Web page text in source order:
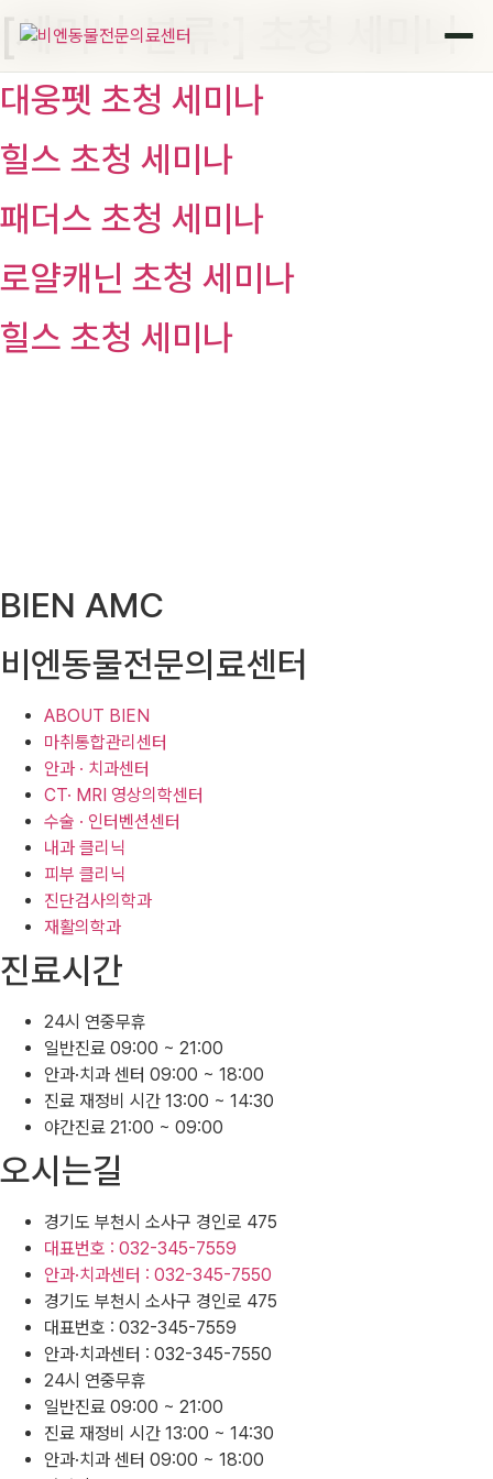
콘
츠
로
너
뛰
기
[세미나 분류:] 초청 세미나
대웅펫 초청 세미나
힐스 초청 세미나
패더스 초청 세미나
로얄캐닌 초청 세미나
힐스 초청 세미나
BIEN AMC
비엔동물전문의료센터
ABOUT BIEN
마취통합관리센터
안과 · 치과센터
CT· MRI 영상의학센터
수술 · 인터벤션센터
내과 클리닉
피부 클리닉
진단검사의학과
재활의학과
진료시간
24시 연중무휴
일반진료 09:00 ~ 21:00
안과·치과 센터 09:00 ~ 18:00
진료 재정비 시간 13:00 ~ 14:30
야간진료 21:00 ~ 09:00
오시는길
경기도 부천시 소사구 경인로 475
대표번호 : 032-345-7559
안과·치과센터 : 032-345-7550
경기도 부천시 소사구 경인로 475
대표번호 : 032-345-7559
안과·치과센터 : 032-345-7550
24시 연중무휴
일반진료 09:00 ~ 21:00
진료 재정비 시간 13:00 ~ 14:30
안과·치과 센터 09:00 ~ 18:00